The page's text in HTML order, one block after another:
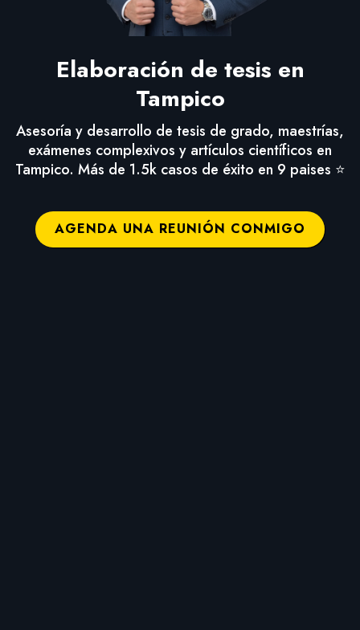
Elaboración de tesis en
Tampico
Asesoría y desarrollo de tesis de grado, maestrías,
exámenes complexivos y artículos científicos en
Tampico. Más de 1.5k casos de éxito en 9 paises ⭐
AGENDA UNA REUNIÓN CONMIGO